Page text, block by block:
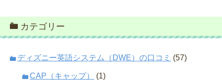
カテゴリー
ディズニー英語システム（DWE）の口コミ (57)
CAP（キャップ） (1)